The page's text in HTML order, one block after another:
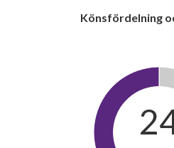
Könsfördelning